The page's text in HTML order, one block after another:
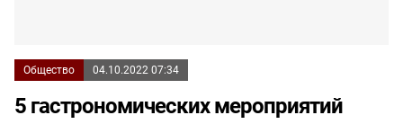
Общество 04.10.2022 07:34
5 гастрономических мероприятий